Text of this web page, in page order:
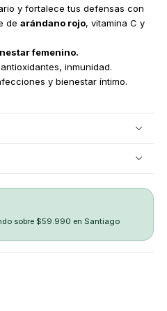
y fortalece tus defensas con
de arándano rojo, vitamina C y
femenino.
inmunidad.
y bienestar íntimo.
sobre $59.990 en Santiago